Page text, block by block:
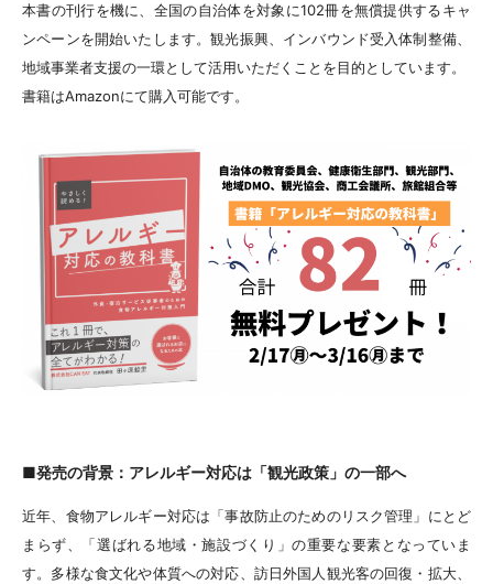
本書の刊行を機に、全国の自治体を対象に102冊を無償提供するキャ
ンペーンを開始いたします。観光振興、インバウンド受入体制整備、
地域事業者支援の一環として活用いただくことを目的としています。
書籍はAmazonにて購入可能です。
■発売の背景：アレルギー対応は「観光政策」の一部へ
近年、食物アレルギー対応は「事故防止のためのリスク管理」にとど
まらず、「選ばれる地域・施設づくり」の重要な要素となっていま
す。多様な食文化や体質への対応、訪日外国人観光客の回復・拡大、